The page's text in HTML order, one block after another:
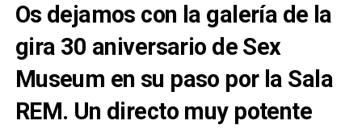
Os dejamos con la galería de la
gira 30 aniversario de Sex
Museum en su paso por la Sala
REM. Un directo muy potente